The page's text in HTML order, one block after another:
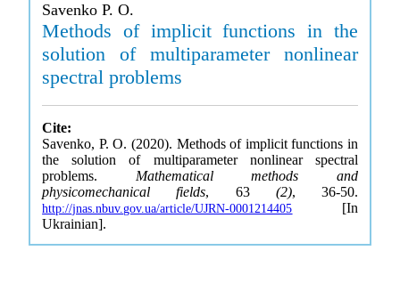
Savenko P. O.
Methods of implicit functions in the
solution of multiparameter nonlinear
spectral problems
Cite:
Savenko, P. O. (2020). Methods of implicit functions in
the solution of multiparameter nonlinear spectral
problems. Mathematical methods and
physicomechanical fields, 63 (2), 36-50.
http://jnas.nbuv.gov.ua/article/UJRN-0001214405 [In
Ukrainian].